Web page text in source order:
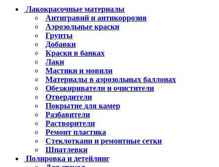
Лакокрасочные материалы
Антигравий и антикоррозия
Аэрозольные краски
Грунты
Добавки
Краски в банках
Лаки
Мастики и мовили
Материалы в аэрозольных баллонах
Обезжириватели и очистители
Отвердители
Покрытие для камер
Разбавители
Растворители
Ремонт пластика
Стеклоткани и ремонтные сетки
Шпатлевки
Полировка и детейлинг